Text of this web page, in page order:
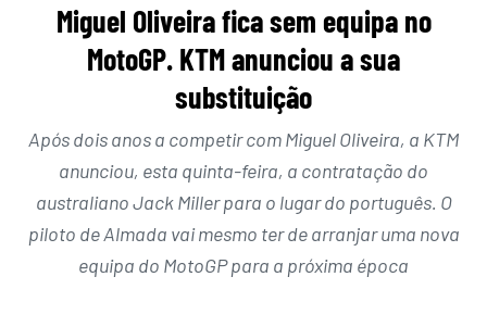
Miguel Oliveira fica sem equipa no
MotoGP. KTM anunciou a sua
substituição
Após dois anos a competir com Miguel Oliveira, a KTM
anunciou, esta quinta-feira, a contratação do
australiano Jack Miller para o lugar do português. O
piloto de Almada vai mesmo ter de arranjar uma nova
equipa do MotoGP para a próxima época